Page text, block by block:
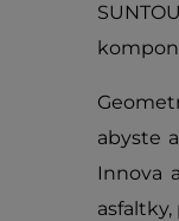
abyste
Innova a